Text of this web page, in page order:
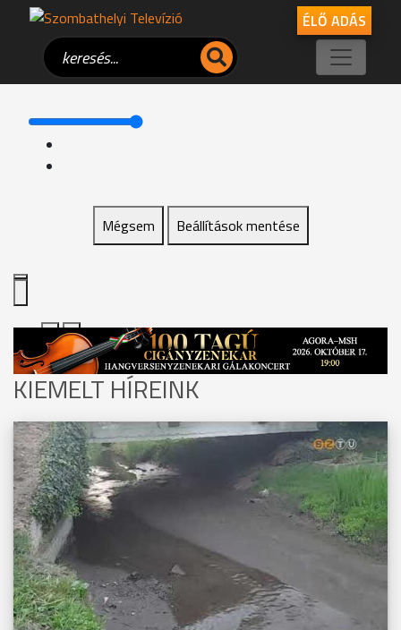
ÉLŐ ADÁS
Mégsem Beállítások mentése
KIEMELT HÍREINK